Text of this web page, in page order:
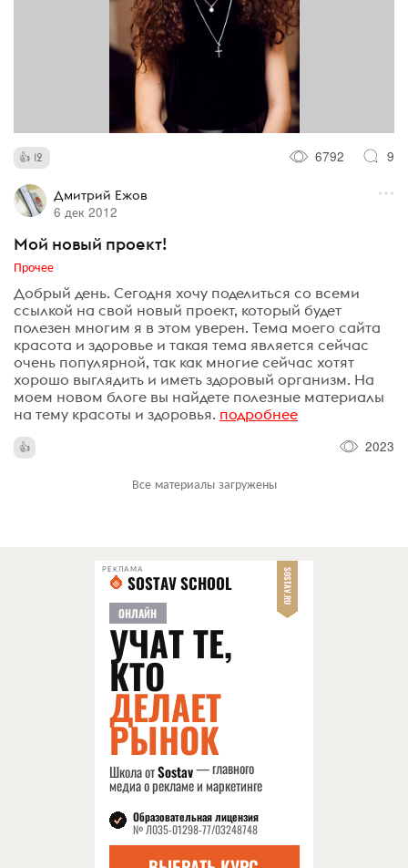
12 6792 9
Дмитрий Ежов
6 дек 2012
Мой новый проект!
Прочее
Добрый день. Сегодня хочу поделиться со всеми
ссылкой на свой новый проект, который будет
полезен многим я в этом уверен. Тема моего сайта
красота и здоровье и такая тема является сейчас
очень популярной, так как многие сейчас хотят
хорошо выглядить и иметь здоровый организм. На
моем новом блоге вы найдете полезные материалы
на тему красоты и здоровья. подробнее
2023
Все материалы загружены
РЕКЛАМА